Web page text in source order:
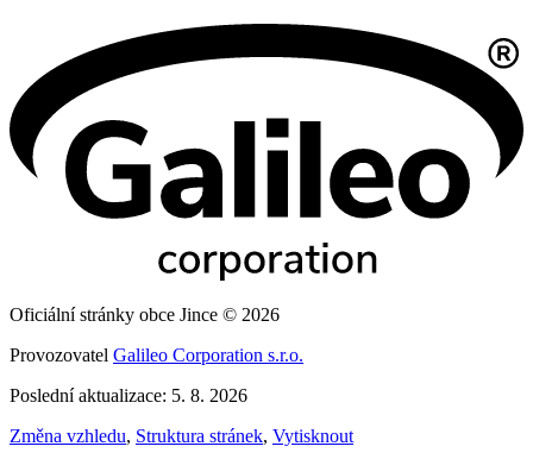
Oficiální stránky obce Jince © 2026
Provozovatel Galileo Corporation s.r.o.
Poslední aktualizace: 5. 8. 2026
Změna vzhledu, Struktura stránek, Vytisknout